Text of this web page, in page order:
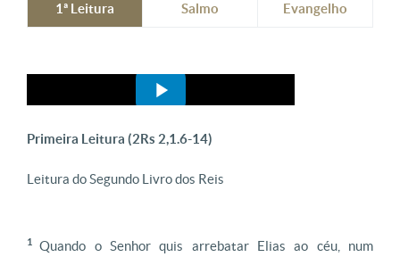
1ª Leitura Salmo Evangelho
Primeira Leitura (2Rs 2,1.6-14)
Leitura do Segundo Livro dos Reis
1
Quando o Senhor quis arrebatar Elias ao céu, num